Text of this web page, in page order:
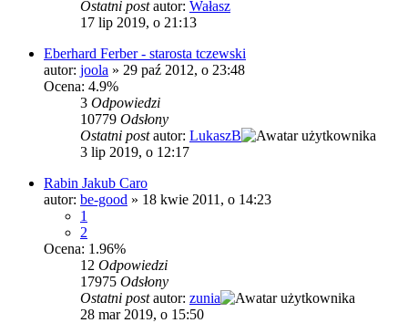
Ostatni postautor: Wałasz
17 lip 2019, o 21:13
Eberhard Ferber - starosta tczewski
autor: joola » 29 paź 2012, o 23:48
Ocena: 4.9%
3 Odpowiedzi
10779 Odsłony
Ostatni postautor: LukaszB
3 lip 2019, o 12:17
Rabin Jakub Caro
autor: be-good » 18 kwie 2011, o 14:23
1
2
Ocena: 1.96%
12 Odpowiedzi
17975 Odsłony
Ostatni postautor: zunia
28 mar 2019, o 15:50